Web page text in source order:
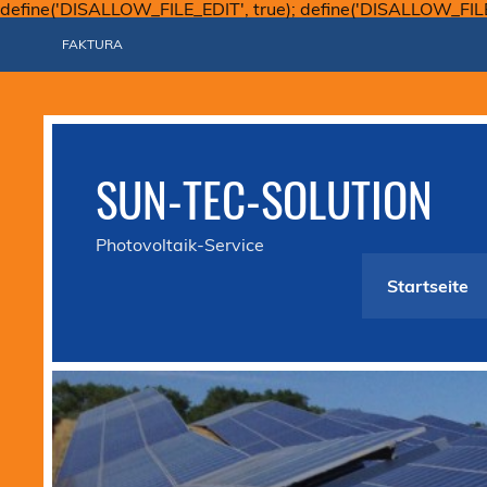
define('DISALLOW_FILE_EDIT', true);
FAKTURA
SUN-TEC-SOLUTION
Photovoltaik-Service
Startseite